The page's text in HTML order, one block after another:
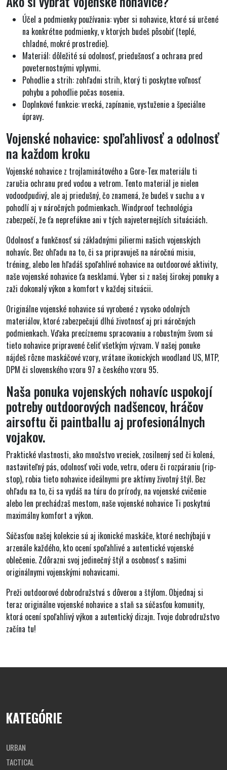
Účel a podmienky používania:vyber si nohavice, ktoré sú určené
na konkrétne podmienky, v ktorých budeš pôsobiť (teplé,
chladné, mokré prostredie).
Materiál: dôležité sú odolnosť, priedušnosť a ochrana pred
poveternostnými vplyvmi.
Pohodlie a strih: zohľadni strih, ktorý ti poskytne voľnosť
pohybu a pohodlie počas nosenia.
Doplnkové funkcie: vrecká, zapínanie, vystuženie a špeciálne
úpravy.
Vojenské nohavice: spoľahlivosť a odolnosť
na každom kroku
Vojenské nohavice z trojlaminátového a Gore-Tex materiálu ti
zaručia ochranu pred vodou a vetrom. Tento materiál je nielen
vodoodpudivý, ale aj priedušný, čo znamená, že budeš v suchu a v
pohodlí aj v náročných podmienkach. Windproof technológia
zabezpečí, že ťa neprefúkne ani v tých najveternejších situáciách.
Odolnosť a funkčnosť sú základnými piliermi našich vojenských
nohavíc. Bez ohľadu na to, či sa pripravuješ na náročnú misiu,
tréning, alebo len hľadáš spoľahlivé nohavice na outdoorové aktivity,
naše vojenské nohavice ťa nesklamú. Vyber si z našej širokej ponuky a
zaži dokonalý výkon a komfort v každej situácii.
Originálne vojenské nohavice sú vyrobené z vysoko odolných
materiálov, ktoré zabezpečujú dlhú životnosť aj pri náročných
podmienkach. Vďaka precíznemu spracovaniu a robustným švom sú
tieto nohavice pripravené čeliť všetkým výzvam. V našej ponuke
nájdeš rôzne maskáčové vzory, vrátane ikonických woodland US, MTP,
DPM či slovenského vzoru 97 a českého vzoru 95.
Naša ponuka vojenských nohavíc uspokojí
potreby outdoorových nadšencov, hráčov
airsoftu či paintballu aj profesionálnych
vojakov.
Praktické vlastnosti, ako množstvo vreciek, zosilnený sed či kolená,
nastaviteľný pás, odolnosť voči vode, vetru, oderu či rozpáraniu (rip-
stop), robia tieto nohavice ideálnymi pre aktívny životný štýl. Bez
ohľadu na to, či sa vydáš na túru do prírody, na vojenské cvičenie
alebo len prechádzaš mestom, naše vojenské nohavice Ti poskytnú
maximálny komfort a výkon.
Súčasťou našej kolekcie sú aj ikonické maskáče, ktoré nechýbajú v
arzenále každého, kto ocení spoľahlivé a autentické vojenské
oblečenie. Zdôrazni svoj jedinečný štýl a osobnosť s našimi
originálnymi vojenskými nohavicami.
Preži outdoorové dobrodružstvá s dôverou a štýlom. Objednaj si
teraz originálne vojenské nohavice a staň sa súčasťou komunity,
ktorá ocení spoľahlivý výkon a autentický dizajn. Tvoje dobrodružstvo
začína tu!
KATEGÓRIE
URBAN
TACTICAL